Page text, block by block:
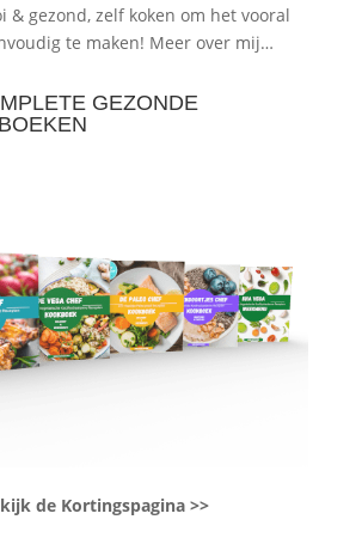
& gezond, zelf koken om het vooral
te maken! Meer over mij…
GEZONDE
de Kortingspagina >>